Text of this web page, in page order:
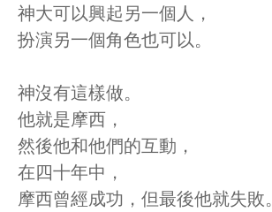
神大可以興起另一個人，
扮演另一個角色也可以。
神沒有這樣做。
他就是摩西，
然後他和他們的互動，
在四十年中，
摩西曾經成功，但最後他就失敗。